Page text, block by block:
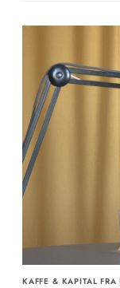
KAFFE & KAPITAL